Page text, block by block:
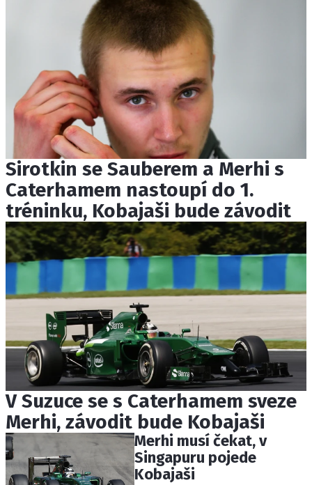
Sirotkin se Sauberem a Merhi s
Caterhamem nastoupí do 1.
tréninku, Kobajaši bude závodit
V Suzuce se s Caterhamem sveze
Merhi, závodit bude Kobajaši
Merhi musí čekat, v
Singapuru pojede
Kobajaši